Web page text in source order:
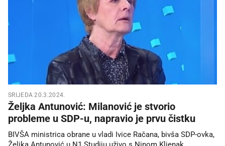
SRIJEDA 20.3.2024.
Željka Antunović: Milanović je stvorio
probleme u SDP-u, napravio je prvu čistku
BIVŠA ministrica obrane u vladi Ivice Račana, bivša SDP-ovka,